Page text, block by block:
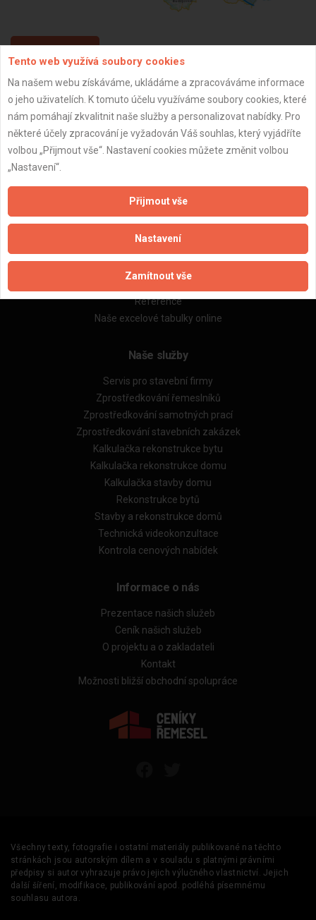
ZPĚT
Aktualizováno z portálu ARES dne 29.12.2023 07:15:06
Naše firmy a řemeslníci
Zpracování a ochrana osobních údajů
Reference
Naše excelové tabulky online
Naše služby
Servis pro stavební firmy
Zprostředkování řemeslníků
Zprostředkování samotných prací
Zprostředkování stavebních zakázek
Kalkulačka rekonstrukce bytu
Kalkulačka rekonstrukce domu
Kalkulačka stavby domu
Rekonstrukce bytů
Stavby a rekonstrukce domů
Technická videokonzultace
Kontrola cenových nabídek
Informace o nás
Prezentace našich služeb
Ceník našich služeb
O projektu a o zakladateli
Kontakt
Možnosti bližší obchodní spolupráce
Všechny texty, fotografie i ostatní materiály publikované na těchto
stránkách jsou autorským dílem a v souladu s platnými právními
předpisy si autor vyhrazuje právo jejich výlučného vlastnictví. Jejich
další šíření, modifikace, publikování apod. podléhá písemnému
souhlasu autora.
Tento web využívá soubory cookies
Na našem webu získáváme, ukládáme a zpracováváme informace
o jeho uživatelích. K tomuto účelu využíváme soubory cookies, které
nám pomáhají zkvalitnit naše služby a personalizovat nabídky. Pro
některé účely zpracování je vyžadován Váš souhlas, který vyjádříte
volbou „Přijmout vše“. Nastavení cookies můžete změnit volbou
„Nastavení“.
Přijmout vše
Nastavení
Zamítnout vše